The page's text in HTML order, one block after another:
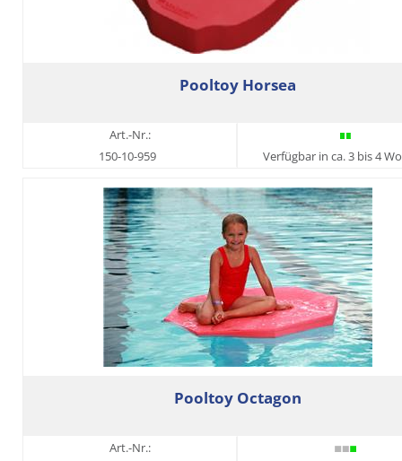
Pooltoy Horsea
Art.-Nr.:
150-10-959
Verfügbar in ca. 3 bis 4
Pooltoy Octagon
Art.-Nr.: